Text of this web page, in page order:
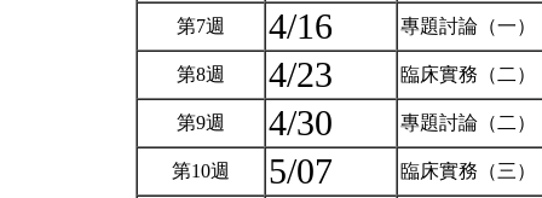
第7週 4/16 專題討論（一）
第8週 4/23 臨床實務（二）
第9週 4/30 專題討論（二）
第10週 5/07 臨床實務（三）